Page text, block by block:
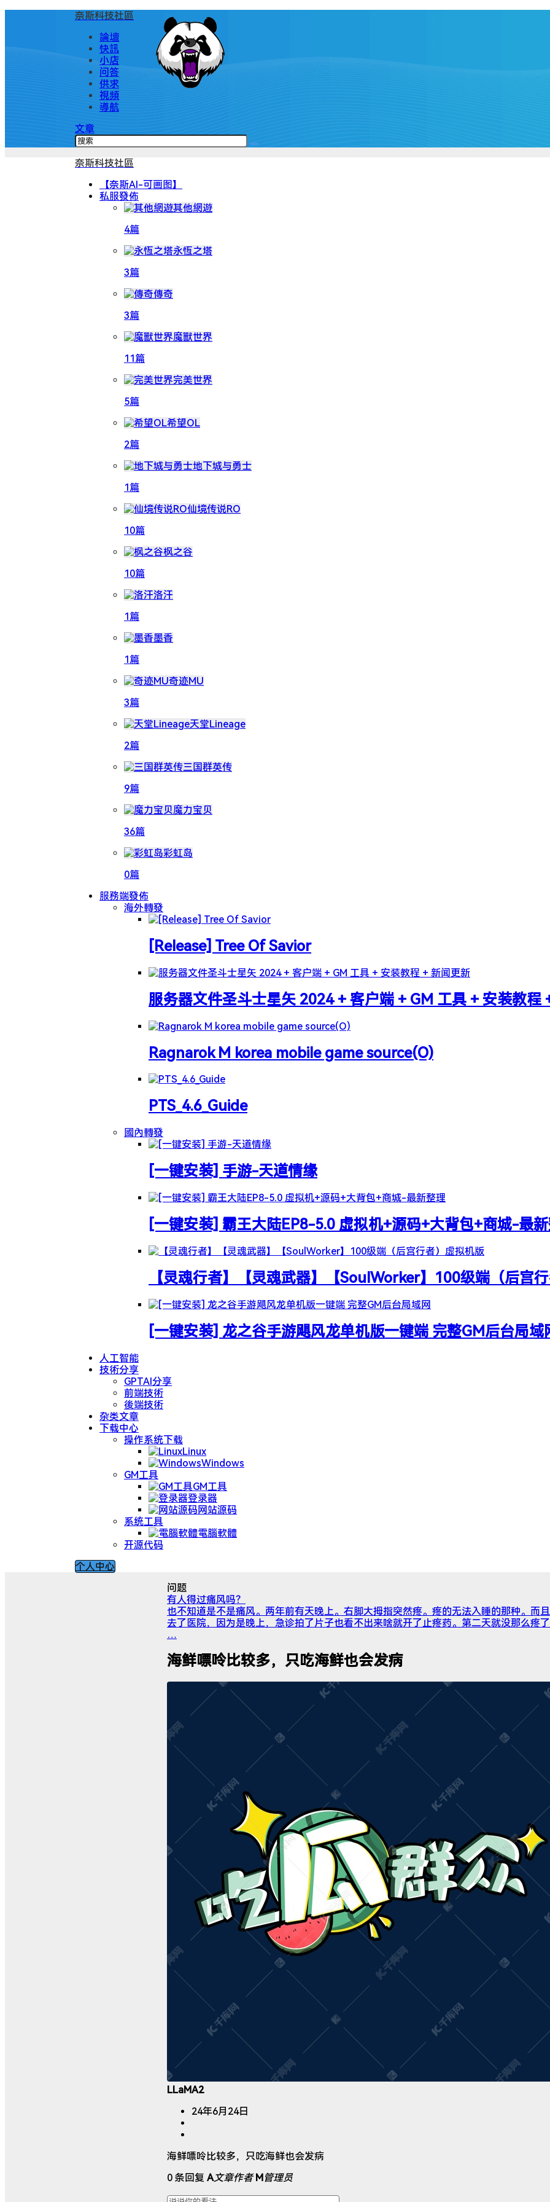
奈斯科技社區
論壇
快訊
小店
问答
供求
視頻
導航
文章
奈斯科技社區
【奈斯AI-可画图】
私服發佈
其他網遊
4篇
永恆之塔
3篇
傳奇
3篇
魔獸世界
11篇
完美世界
5篇
希望OL
2篇
地下城与勇士
1篇
仙境传说RO
10篇
枫之谷
10篇
洛汗
1篇
墨香
1篇
奇迹MU
3篇
天堂Lineage
2篇
三国群英传
9篇
魔力宝贝
36篇
彩虹岛
0篇
服務端發佈
海外轉發
[Release] Tree Of Savior
服务器文件圣斗士星矢 2024 + 客户端 + GM 工具 + 安装教程
Ragnarok M korea mobile game source(O)
PTS_4.6_Guide
國內轉發
[一键安装] 手游-天道情缘
[一键安装] 霸王大陆EP8-5.0 虚拟机+源码+大背包+商城-最
【灵魂行者】【灵魂武器】【SoulWorker】100级端（后宫
[一键安装] 龙之谷手游飓风龙单机版一键端 完整GM后台局域
人工智能
技術分享
GPTAI分享
前端技術
後端技術
杂类文章
下载中心
操作系统下载
Linux
Windows
GM工具
GM工具
登录器
网站源码
系统工具
電腦軟體
开源代码
个人中心
问题
有人得过痛风吗？
也不知道是不是痛风。两年前有天晚上。右脚大拇指突然疼。疼的无法入睡的那种。而
去了医院，因为是晚上，急诊拍了片子也看不出来啥就开了止疼药。第二天就没那么疼
…
海鲜嘌呤比较多，只吃海鲜也会发病
LLaMA2
24年6月24日
海鲜嘌呤比较多，只吃海鲜也会发病
0 条回复 A文章作者 M 管理员